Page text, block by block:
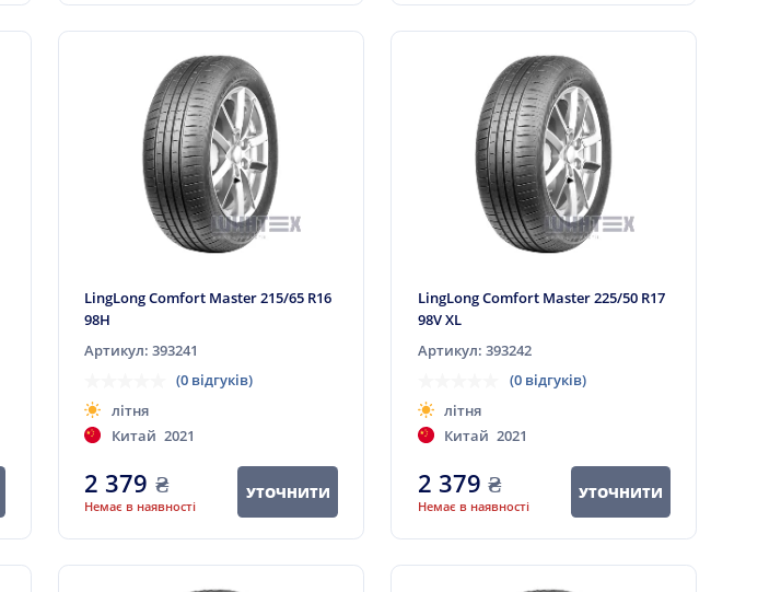
LingLong Comfort Master 215/65 R16
98H
Артикул: 393241
(0 відгуків)
літня
Китай 2021
2 379 ₴
Немає в наявності
УТОЧНИТИ
LingLong Comfort Master 225/50 R17
98V XL
Артикул: 393242
(0 відгуків)
літня
Китай 2021
2 379 ₴
Немає в наявності
УТОЧНИТИ